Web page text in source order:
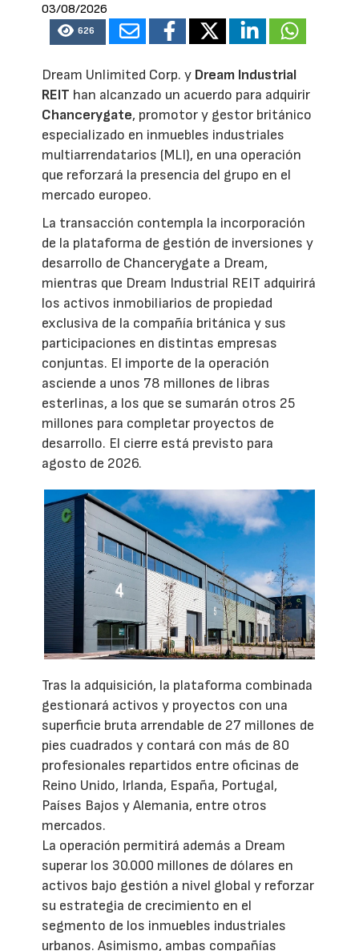
03/08/2026
626
Dream Unlimited Corp. y Dream Industrial
REIT han alcanzado un acuerdo para adquirir
Chancerygate, promotor y gestor británico
especializado en inmuebles industriales
multiarrendatarios (MLI), en una operación
que reforzará la presencia del grupo en el
mercado europeo.
La transacción contempla la incorporación
de la plataforma de gestión de inversiones y
desarrollo de Chancerygate a Dream,
mientras que Dream Industrial REIT adquirirá
los activos inmobiliarios de propiedad
exclusiva de la compañía británica y sus
participaciones en distintas empresas
conjuntas. El importe de la operación
asciende a unos 78 millones de libras
esterlinas, a los que se sumarán otros 25
millones para completar proyectos de
desarrollo. El cierre está previsto para
agosto de 2026.
Tras la adquisición, la plataforma combinada
gestionará activos y proyectos con una
superficie bruta arrendable de 27 millones de
pies cuadrados y contará con más de 80
profesionales repartidos entre oficinas de
Reino Unido, Irlanda, España, Portugal,
Países Bajos y Alemania, entre otros
mercados.
La operación permitirá además a Dream
superar los 30.000 millones de dólares en
activos bajo gestión a nivel global y reforzar
su estrategia de crecimiento en el
segmento de los inmuebles industriales
urbanos. Asimismo, ambas compañías